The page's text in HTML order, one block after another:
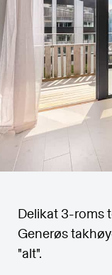
Delikat 3-roms
Generøs
"alt".